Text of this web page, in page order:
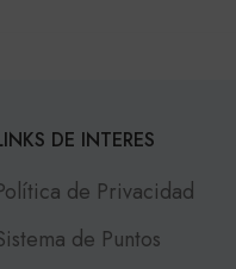
DE INTERES
de Privacidad
de Puntos